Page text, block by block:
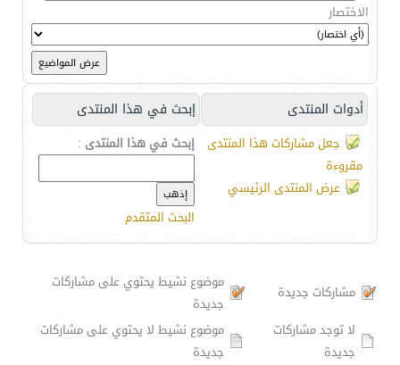
الاختصار
أدوات المنتدى إبحث في هذا المنتدى
جعل مشاركات هذا المنتدى
مقروءة
عرض المنتدى الرئيسي
إبحث في هذا المنتدى :
البحث المتقدم
مشاركات جديدة
موضوع نشيط يحتوي على مشاركات
جديدة
لا توجد مشاركات
جديدة
موضوع نشيط لا يحتوي على مشاركات
جديدة